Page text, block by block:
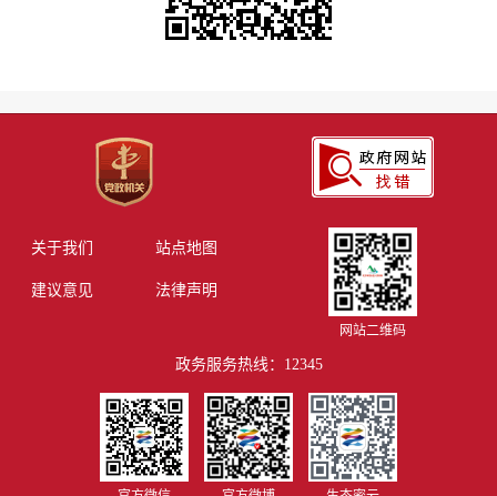
关于我们 站点地图
建议意见 法律声明
网站二维码
政务服务热线：12345